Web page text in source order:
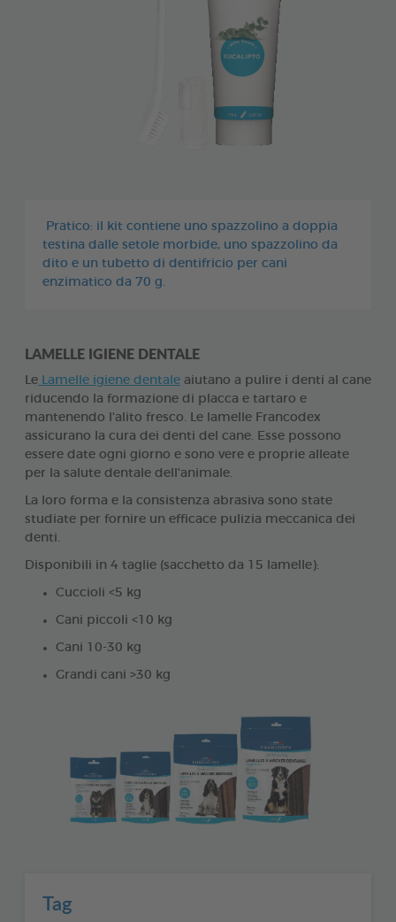
Pratico: il kit contiene uno spazzolino a doppia
testina dalle setole morbide, uno spazzolino da
dito e un tubetto di dentifricio per cani
enzimatico da 70 g.
LAMELLE IGIENE DENTALE
Le Lamelle igiene dentale aiutano a pulire i denti al cane
riducendo la formazione di placca e tartaro e
mantenendo l'alito fresco. Le lamelle Francodex
assicurano la cura dei denti del cane. Esse possono
essere date ogni giorno e sono vere e proprie alleate
per la salute dentale dell'animale.
La loro forma e la consistenza abrasiva sono state
studiate per fornire un efficace pulizia meccanica dei
denti.
Disponibili in 4 taglie (sacchetto da 15 lamelle):
Cuccioli <5 kg
Cani piccoli <10 kg
Cani 10-30 kg
Grandi cani >30 kg
Tag